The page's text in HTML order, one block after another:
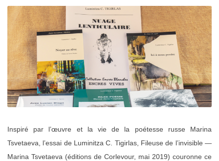
Inspiré par l’œuvre et la vie de la poétesse russe Marina
Tsvetaeva, l’essai de Luminitza C. Tigirlas, Fileuse de l’invisible —
Marina Tsvetaeva (éditions de Corlevour, mai 2019) couronne ce